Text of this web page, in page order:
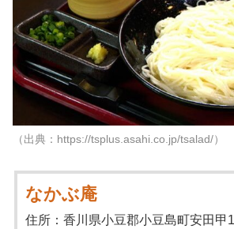
（出典：https://tsplus.asahi.co.jp/tsalad/）
なかぶ庵
住所：香川県小豆郡小豆島町安田甲